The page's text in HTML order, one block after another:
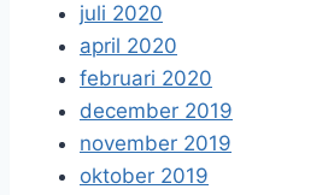
juli 2020
april 2020
februari 2020
december 2019
november 2019
oktober 2019